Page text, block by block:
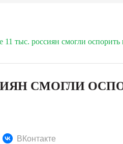
11 тыс. россиян смогли
СМОГЛИ
ВКонтакте